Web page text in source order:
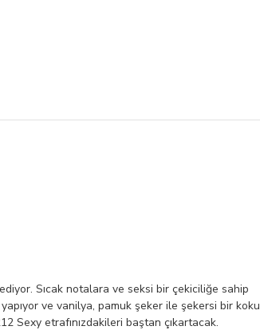
Sıcak notalara ve seksi bir çekiciliğe sahip
ve vanilya, pamuk şeker ile şekersi bir koku
Sexy etrafınızdakileri baştan çıkartacak.